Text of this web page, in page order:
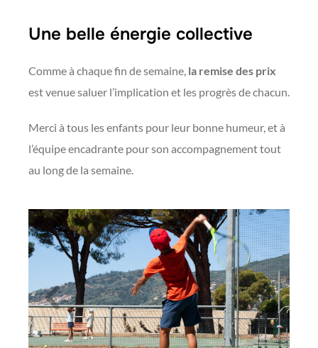
Une belle énergie collective
Comme à chaque fin de semaine, la remise des prix
est venue saluer l’implication et les progrès de chacun.
Merci à tous les enfants pour leur bonne humeur, et à
l’équipe encadrante pour son accompagnement tout
au long de la semaine.